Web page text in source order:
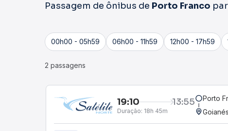
Passagem de ônibus de Porto Franco
00h00 - 05h59 06h00 - 11h59 12h00 - 17h59
2 passagens
19:10 13:55
Duração: 18h 45m
Porto